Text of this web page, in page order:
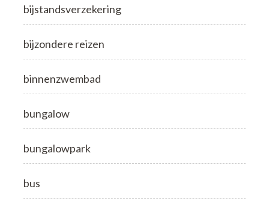
bijstandsverzekering
bijzondere reizen
binnenzwembad
bungalow
bungalowpark
bus